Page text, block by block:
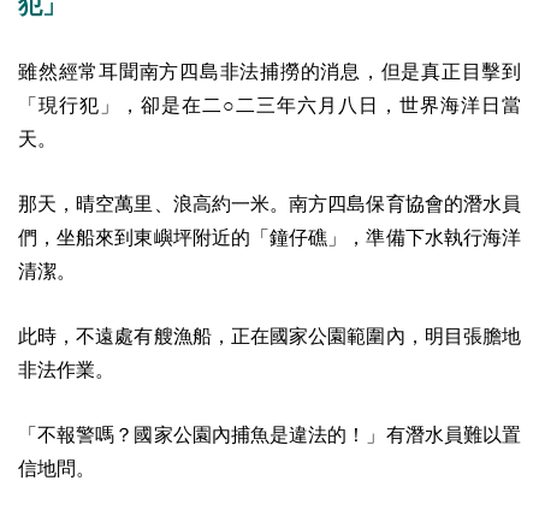
雖然經常耳聞南方四島非法捕撈的消息，但是真正目擊到
「現行犯」，卻是在二○二三年六月八日，世界海洋日當
天。
那天，晴空萬里、浪高約一米。南方四島保育協會的潛水員
們，坐船來到東嶼坪附近的「鐘仔礁」，準備下水執行海洋
清潔。
此時，不遠處有艘漁船，正在國家公園範圍內，明目張膽地
非法作業。
「不報警嗎？國家公園內捕魚是違法的！」有潛水員難以置
信地問。